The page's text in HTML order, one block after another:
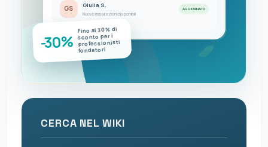
GS Giulia S.
Nuove misurazioni disponibili
AGGIORNATO
-30%
Fino al 30% di
sconto per i
professionisti
fondatori
CERCA NEL WIKI